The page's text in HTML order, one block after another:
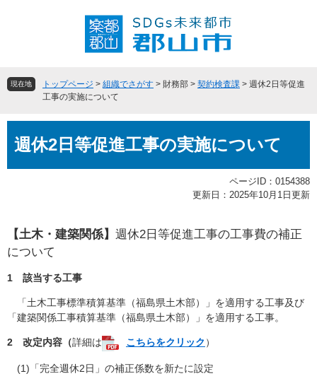
頭
飛
へ
現在地 トップページ > 組織でさがす > 財務部 > 契約検査課 > 週休2日等促進
工事の実施について
文週休2日等促進工事の実施について
ページID：0154388
更新日：2025年10月1日更新
​【土木・建築関係】 週休2日等促進工事の工事費の補正
について
1 該当する工事
「土木工事標準積算基準（福島県土木部）」を適用する工事及び
「建築関係工事積算基準（福島県土木部）」を適用する工事。​
2 改定内容（詳細は こちらをクリック ）
(1)「完全週休2日」の補正係数を新たに設定